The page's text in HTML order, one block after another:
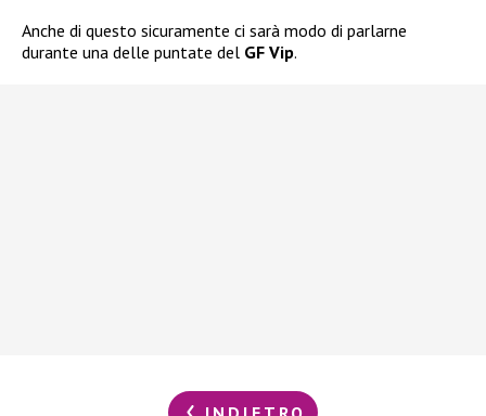
Anche di questo sicuramente ci sarà modo di parlarne
durante una delle puntate del GF Vip.